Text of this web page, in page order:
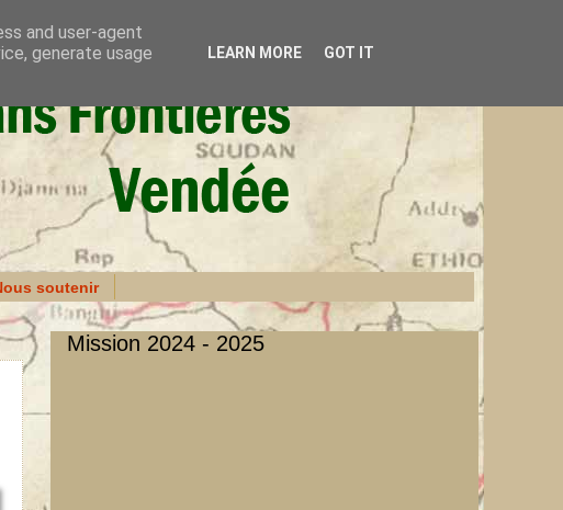
soutenir
Mission 2024 - 2025
and user-agent
generate usage
LEARN MORE GOT IT